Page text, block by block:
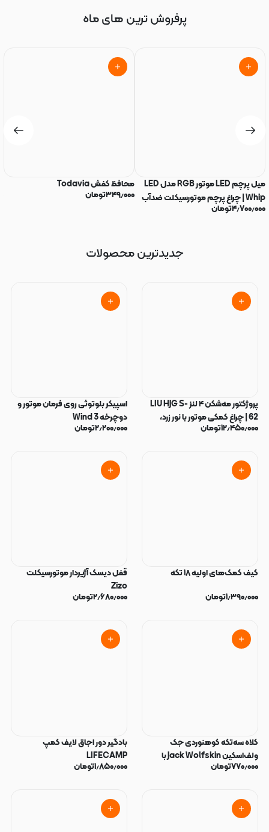
پرفروش ترین های ماه
میل پرچم LED موتور RGB مدل LED
Whip | چراغ پرچم موتورسیکلت ضدآب
IP68
۴٫۷۰۰٫۰۰۰تومان
محافظ کفش Todavia
۳۴۹٫۰۰۰تومان
جدیدترین محصولات
پروژکتور مه‌شکن ۴ لنز LIU HJG S-
62 | چراغ کمکی موتور با نور زرد،
سفید و Devil Eye
۱۲٫۴۵۰٫۰۰۰تومان
اسپیکر بلوتوثی روی فرمان موتور و
دوچرخه Wind 3
۲٫۲۰۰٫۰۰۰تومان
کیف کمک‌های اولیه ۱۸ تکه
۱٫۳۹۰٫۰۰۰تومان
قفل دیسک آژیر‌دار موتورسیکلت
Zizo
۲٫۶۸۰٫۰۰۰تومان
کلاه سه‌تکه کوهنوردی جک
ولف‌اسکین Jack Wolfskin با
محافظ گردن و صورت
۷۷۰٫۰۰۰تومان
بادگیر دور اجاق لایف کمپ
LIFECAMP
۱٫۸۵۰٫۰۰۰تومان